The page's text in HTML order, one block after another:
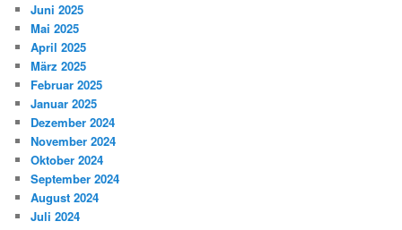
Juni 2025
Mai 2025
April 2025
März 2025
Februar 2025
Januar 2025
Dezember 2024
November 2024
Oktober 2024
September 2024
August 2024
Juli 2024